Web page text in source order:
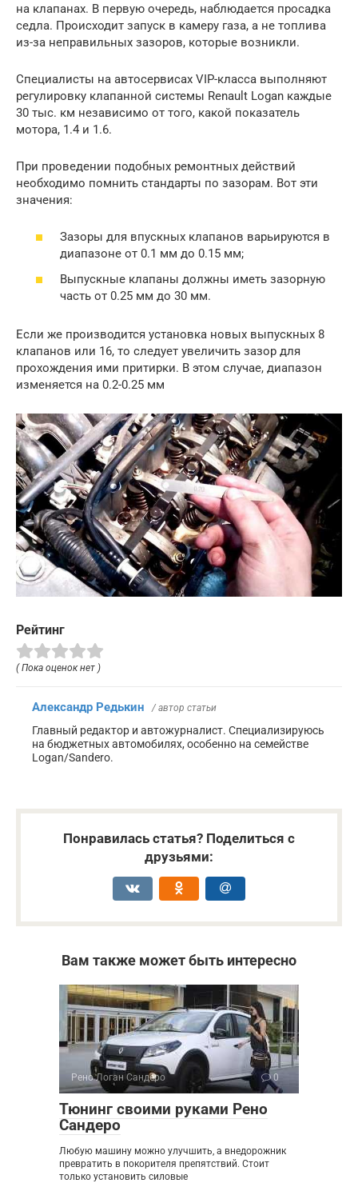
на клапанах. В первую очередь, наблюдается просадка
седла. Происходит запуск в камеру газа, а не топлива
из-за неправильных зазоров, которые возникли.
Специалисты на автосервисах VIP-класса выполняют
регулировку клапанной системы Renault Logan каждые
30 тыс. км независимо от того, какой показатель
мотора, 1.4 и 1.6.
При проведении подобных ремонтных действий
необходимо помнить стандарты по зазорам. Вот эти
значения:
Зазоры для впускных клапанов варьируются в
диапазоне от 0.1 мм до 0.15 мм;
Выпускные клапаны должны иметь зазорную
часть от 0.25 мм до 30 мм.
Если же производится установка новых выпускных 8
клапанов или 16, то следует увеличить зазор для
прохождения ими притирки. В этом случае, диапазон
изменяется на 0.2-0.25 мм
Рейтинг
( Пока оценок нет )
Александр Редькин / автор статьи
Главный редактор и автожурналист. Специализируюсь
на бюджетных автомобилях, особенно на семействе
Logan/Sandero.
Понравилась статья? Поделиться с
друзьями:
Вам также может быть интересно
Рено Логан Сандеро 0
Тюнинг своими руками Рено
Сандеро
Любую машину можно улучшить, а внедорожник
превратить в покорителя препятствий. Стоит
только установить силовые